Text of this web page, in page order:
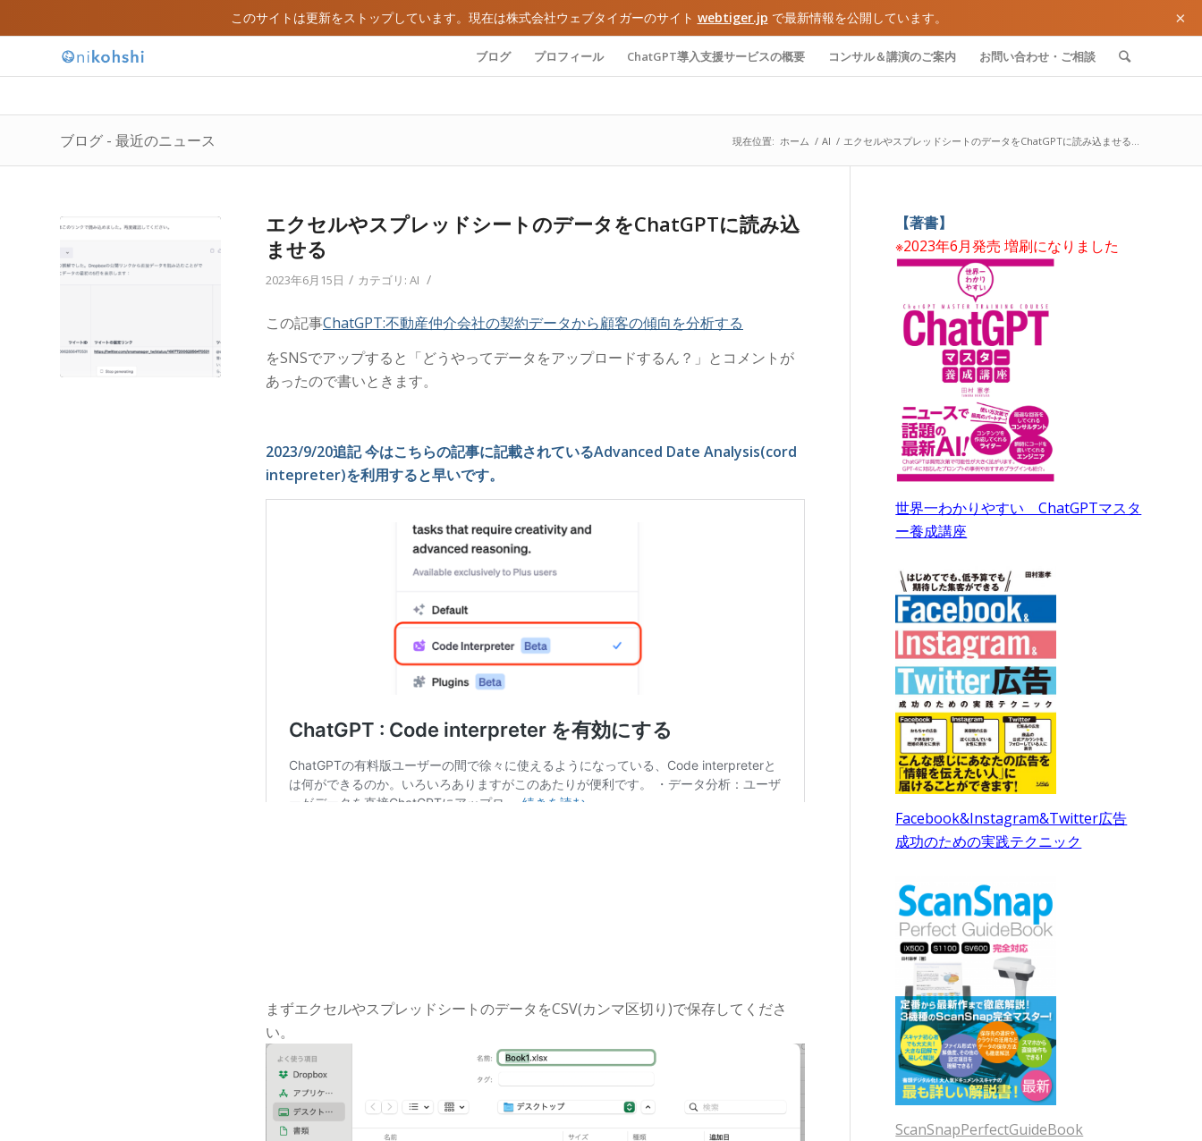
このサイトは更新をストップしています。現在は株式会社ウェブタイガーのサイト webtiger.jp で最新情報を公開しています。 ×
ブログ プロフィール ChatGPT導入支援サービスの概要 コンサル＆講演のご案内 お問い合わせ・ご相談
ブログ - 最近のニュース 現在位置: ホーム / AI / エクセルやスプレッドシートのデータをChatGPTに読み込ませる...
エクセルやスプレッドシートのデータをChatGPTに読み込
ませる
2023年6月15日 / カテゴリ: AI /
この記事ChatGPT:不動産仲介会社の契約データから顧客の傾向を分析する
をSNSでアップすると「どうやってデータをアップロードするん？」とコメントが
あったので書いときます。
2023/9/20追記 今はこちらの記事に記載されているAdvanced Date Analysis(cord
intepreter)を利用すると早いです。
まずエクセルやスプレッドシートのデータをCSV(カンマ区切り)で保存してくださ
い。
【著書】
※2023年6月発売 増刷になりました
世界一わかりやすい ChatGPTマスタ
ー養成講座
Facebook&Instagram&Twitter広告
成功のための実践テクニック
ScanSnapPerfectGuideBook